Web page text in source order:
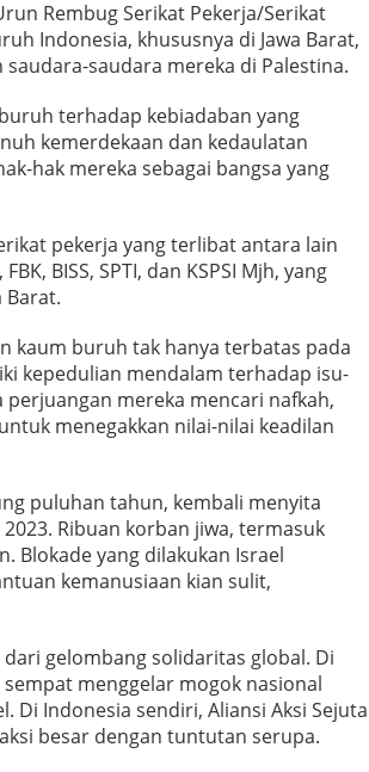
Rembug Serikat Pekerja/Serikat
Indonesia, khususnya di Jawa Barat,
saudara mereka di Palestina.
terhadap kebiadaban yang
kemerdekaan dan kedaulatan
hak mereka sebagai bangsa yang
pekerja yang terlibat antara lain
FBK, BISS, SPTI, dan KSPSI Mjh, yang
Barat.
kaum buruh tak hanya terbatas pada
kepedulian mendalam terhadap isu-
mereka mencari nafkah,
menegakkan nilai-nilai keadilan
puluhan tahun, kembali menyita
Ribuan korban jiwa, termasuk
Blokade yang dilakukan Israel
kemanusiaan kian sulit,
gelombang solidaritas global. Di
menggelar mogok nasional
Di Indonesia sendiri, Aliansi Aksi Sejuta
besar dengan tuntutan serupa.